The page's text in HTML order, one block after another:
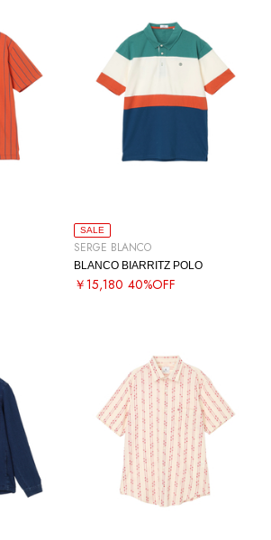
SALE
SERGE BLANCO
BLANCO BIARRITZ POLO
￥15,180 40%OFF